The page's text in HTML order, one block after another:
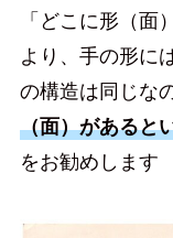
「どこに形（面
より、手の形に
の構造は同じな
（面）があると
をお勧めします